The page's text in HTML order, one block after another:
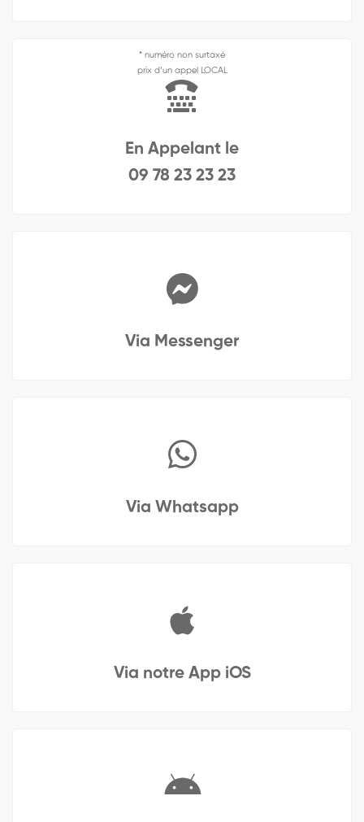
* numéro non surtaxé
prix d’un appel LOCAL
En Appelant le
09 78 23 23 23
Via Messenger
Via Whatsapp
Via notre App iOS